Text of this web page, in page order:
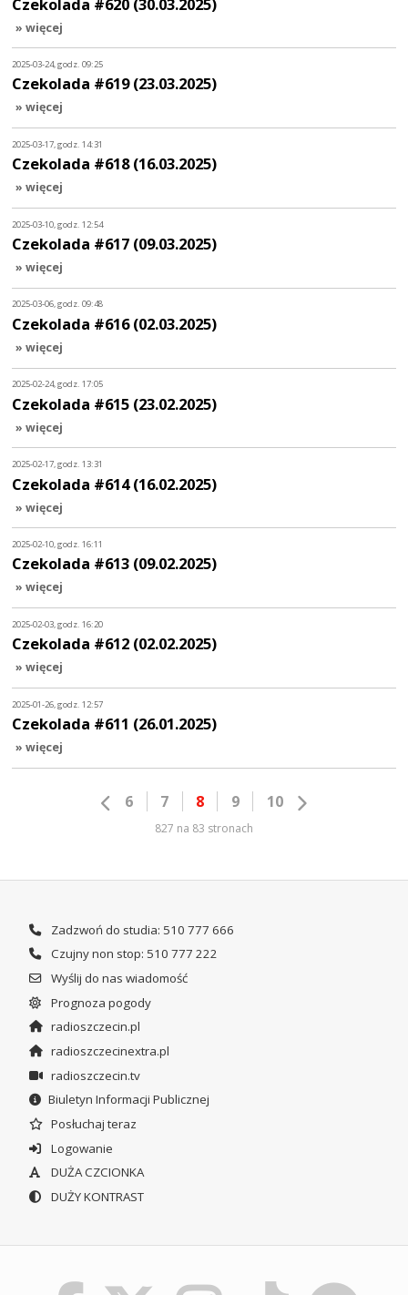
» więcej
2025-03-24, godz. 09:25
Czekolada #619 (23.03.2025)
» więcej
2025-03-17, godz. 14:31
Czekolada #618 (16.03.2025)
» więcej
2025-03-10, godz. 12:54
Czekolada #617 (09.03.2025)
» więcej
2025-03-06, godz. 09:48
Czekolada #616 (02.03.2025)
» więcej
2025-02-24, godz. 17:05
Czekolada #615 (23.02.2025)
» więcej
2025-02-17, godz. 13:31
Czekolada #614 (16.02.2025)
» więcej
2025-02-10, godz. 16:11
Czekolada #613 (09.02.2025)
» więcej
2025-02-03, godz. 16:20
Czekolada #612 (02.02.2025)
» więcej
2025-01-26, godz. 12:57
Czekolada #611 (26.01.2025)
» więcej
6 7 8 9 10
827 na 83 stronach
Zadzwoń do studia: 510 777 666
Czujny non stop: 510 777 222
Wyślij do nas wiadomość
Prognoza pogody
radioszczecin.pl
radioszczecinextra.pl
radioszczecin.tv
Biuletyn Informacji Publicznej
Posłuchaj teraz
Logowanie
DUŻA CZCIONKA
DUŻY KONTRAST